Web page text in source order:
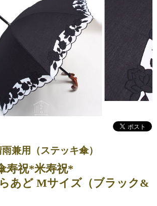
兼用（ステッキ傘）
寿祝*米寿祝*
あど Mサイズ（ブラック&